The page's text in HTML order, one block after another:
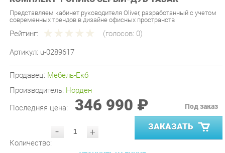
Рейтинг: (голосов:0)
Артикул: u-0289617
Производитель:Норден
Последняя цена: 346 990 ₽
- ЗАКАЗАТЬ
УТОЧНИТЬ НАЛИЧИЕ